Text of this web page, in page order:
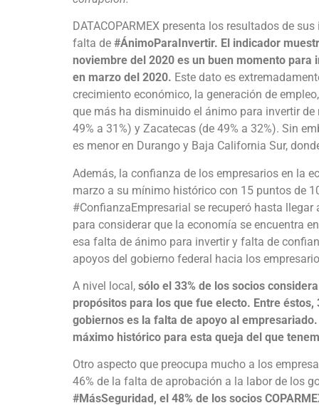
DATACOPARMEX presenta los resultados de
falta de #ÁnimoParaInvertir. El indicador
noviembre del 2020 es un buen momento
en marzo del 2020. Este dato es
crecimiento económico, la generación de
que más ha disminuido el ánimo para invertir
49% a 31%) y Zacatecas (de 49% a 32%). Sin
es menor en Durango y Baja California Sur,
Además, la confianza de los empresarios en la
marzo a su mínimo histórico con 15 puntos de
#ConfianzaEmpresarial se recuperó hasta llegar
para considerar que la economía se encuentra
esa falta de ánimo para invertir y falta de
apoyos del gobierno federal hacia los
A nivel local, sólo el 33% de los socios
propósitos para los que fue electo. Entre
gobiernos es la falta de apoyo al
máximo histórico para esta queja del que
Otro aspecto que preocupa mucho a los
46% de la falta de aprobación a la labor de los
#MásSeguridad, el 48% de los socios